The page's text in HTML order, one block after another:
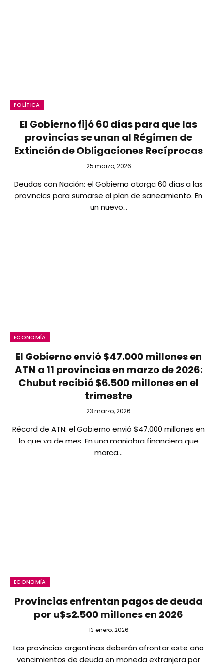
POLÍTICA
El Gobierno fijó 60 días para que las
provincias se unan al Régimen de
Extinción de Obligaciones Recíprocas
25 marzo, 2026
Deudas con Nación: el Gobierno otorga 60 días a las
provincias para sumarse al plan de saneamiento. En
un nuevo…
ECONOMÍA
El Gobierno envió $47.000 millones en
ATN a 11 provincias en marzo de 2026:
Chubut recibió $6.500 millones en el
trimestre
23 marzo, 2026
Récord de ATN: el Gobierno envió $47.000 millones en
lo que va de mes. En una maniobra financiera que
marca…
ECONOMÍA
Provincias enfrentan pagos de deuda
por u$s2.500 millones en 2026
13 enero, 2026
Las provincias argentinas deberán afrontar este año
vencimientos de deuda en moneda extranjera por